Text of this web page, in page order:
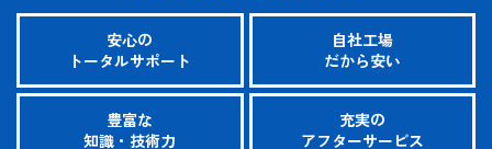
安心の
トータルサポート
自社工場
だから安い
豊富な
知識・技術力
充実の
アフターサービス